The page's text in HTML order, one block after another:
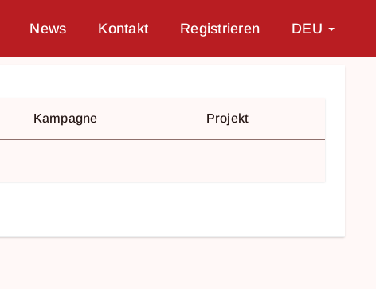
News Kontakt Registrieren DEU
Kampagne Projekt